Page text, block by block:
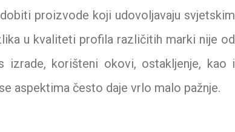
proizvode koji udovoljavaju svjetskim
u kvaliteti profila različitih marki nije od
korišteni okovi, ostakljenje, kao i
aspektima često daje vrlo malo pažnje.